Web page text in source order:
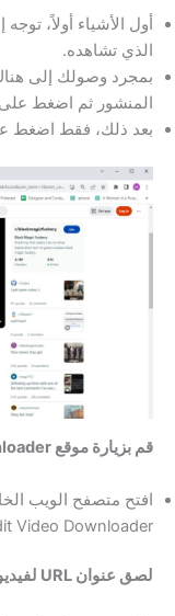
الذي تشاهده.
بمجرد وصولك إلى
المنشور ثم اضغط
بعد ذلك، فقط اضغط
قم بزيارة موقع Smoothdownloader:
افتح متصفح الويب
Video Downloader.
لصق عنوان URL لفيديو Reddit: